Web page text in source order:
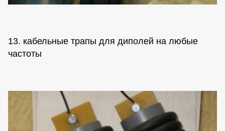
13. кабельные трапы для диполей на любые
частоты